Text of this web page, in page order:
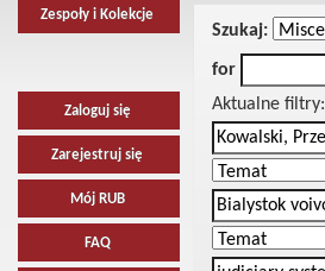
Zespoły i Kolekcje
Zaloguj się
Zarejestruj się
Mój RUB
FAQ
Szukaj:
for
Aktualne filtry: